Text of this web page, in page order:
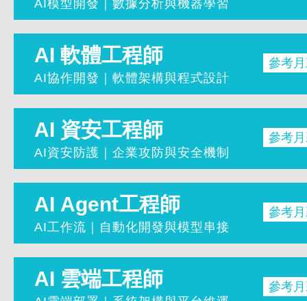
AI模型開發｜數據分析與機器學習
學習
Python數
機器學習
深度學習
AI工作流
適合：零基礎 / 想投入AI產業
AI 軟體工程師
參考
AI協作開發｜軟體架構與程式設計
學習
前端介面
Java Web
Android
AI協作流
適合：想轉職工程師 / 投入軟體產業
AI 資安工程師
參考
AI資安防護｜企業攻防與安全機制
學習
資安攻防
企業網路
安全監控
AI輔助資
AI Agent工程師
參考
AI工作流｜自動化開發與模型串接
學習
Python
AI 雲端工程師
參考